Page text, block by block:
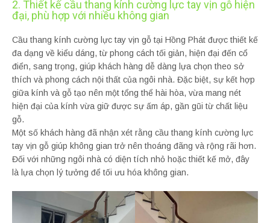
2. Thiết kế cầu thang kính cường lực tay vịn gỗ hiện
đại, phù hợp với nhiều không gian
Cầu thang kính cường lực tay vịn gỗ tại Hồng Phát được thiết kế
đa dạng về kiểu dáng, từ phong cách tối giản, hiện đại đến cổ
điển, sang trọng, giúp khách hàng dễ dàng lựa chọn theo sở
thích và phong cách nội thất của ngôi nhà. Đặc biệt, sự kết hợp
giữa kính và gỗ tạo nên một tổng thể hài hòa, vừa mang nét
hiện đại của kính vừa giữ được sự ấm áp, gần gũi từ chất liệu
gỗ.
Một số khách hàng đã nhận xét rằng cầu thang kính cường lực
tay vịn gỗ giúp không gian trở nên thoáng đãng và rộng rãi hơn.
Đối với những ngôi nhà có diện tích nhỏ hoặc thiết kế mở, đây
là lựa chọn lý tưởng để tối ưu hóa không gian.